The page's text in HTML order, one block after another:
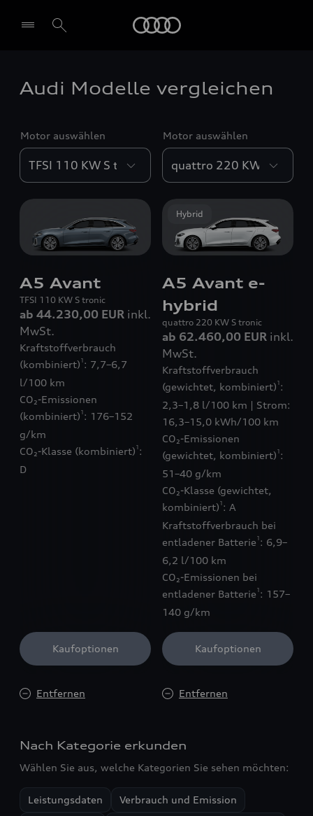
Audi Modelle vergleichen
Motor auswählen
A5 Avant
TFSI 110 KW S tronic
ab 44.230,00 EUR inkl.
MwSt.
Kraftstoffverbrauch
(kombiniert) 1 : 7,7–6,7
l/100 km
CO₂-Emissionen
(kombiniert) 1 : 176–152
g/km
CO₂-Klasse (kombiniert) 1 :
D
Kaufoptionen
Entfernen
Motor auswählen
Hybrid
A5 Avant e-
hybrid
quattro 220 KW S tronic
ab 62.460,00 EUR inkl.
MwSt.
Kraftstoffverbrauch
(gewichtet, kombiniert) 1 :
2,3–1,8 l/100 km | Strom:
16,3–15,0 kWh/100 km
CO₂-Emissionen
(gewichtet, kombiniert) 1 :
51–40 g/km
CO₂-Klasse (gewichtet,
kombiniert) 1 : A
Kraftstoffverbrauch bei
entladener Batterie 1 : 6,9–
6,2 l/100 km
CO₂-Emissionen bei
entladener Batterie 1 : 157–
140 g/km
Kaufoptionen
Entfernen
Nach Kategorie erkunden
Wählen Sie aus, welche Kategorien Sie sehen möchten:
Leistungsdaten Verbrauch und Emission